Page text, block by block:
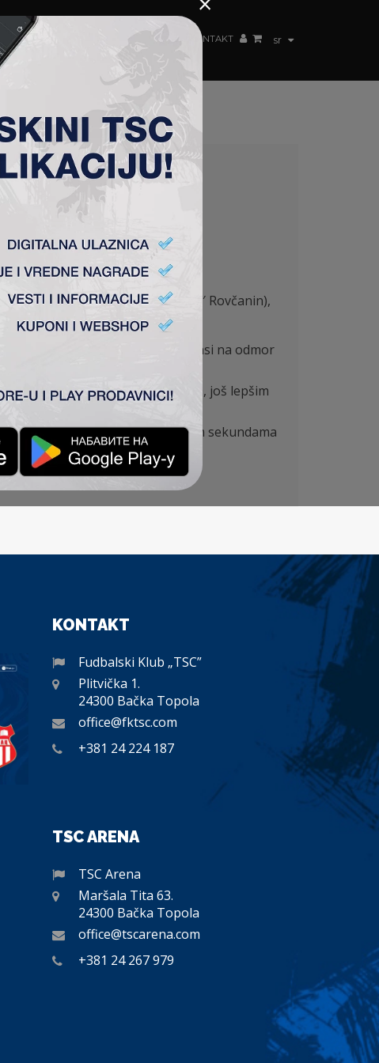
sr
ŽENSKI TIM KONTAKT
(K), Tumbasević, Silađi (85′ Rovčanin),
poluvremena bez mnogo šansi na odmor
gosti uvećavaju vođstvo na 2:0, još lepšim
da su domaćini u poslednjim sekundama
gola.
90′.
KONTAKT
Fudbalski Klub „TSC”
Plitvička 1.
24300 Bačka Topola
office@fktsc.com
+381 24 224 187
TSC ARENA
TSC Arena
Maršala Tita 63.
24300 Bačka Topola
office@tscarena.com
+381 24 267 979